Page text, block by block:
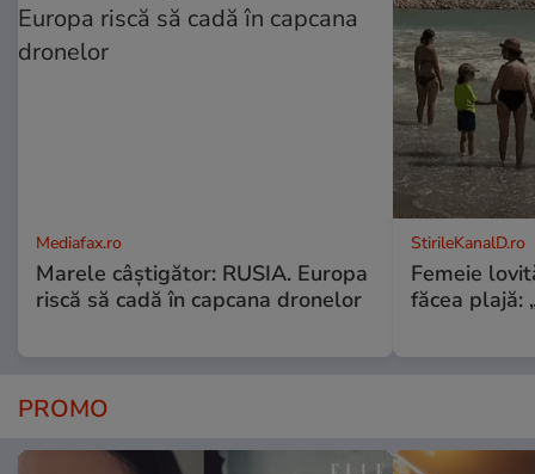
Mediafax.ro
Marele câștigător: RUSIA. Europa
riscă să cadă în capcana dronelor
StirileKanalD.ro
Femeie
făcea plajă:
PROMO